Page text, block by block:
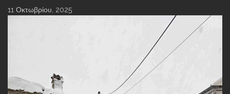
11 Οκτωβρίου, 2025